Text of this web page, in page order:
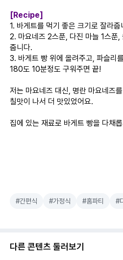
[Recipe]
1. 바게트를 먹기 좋은 크기로 잘라줍
2. 마요네즈 2스푼, 다진 마늘 1스푼,
줍니다.
3. 바게트 빵 위에 올려주고, 파슬리
180도 10분정도 구워주면 끝!
저는 마요네즈 대신, 명란 마요네즈
칠맛이 나서 더 맛있었어요.
집에 있는 재료로 바게트 빵을 다채
#간편식 #가정식 #홈파티 #
다른 콘텐츠 둘러보기